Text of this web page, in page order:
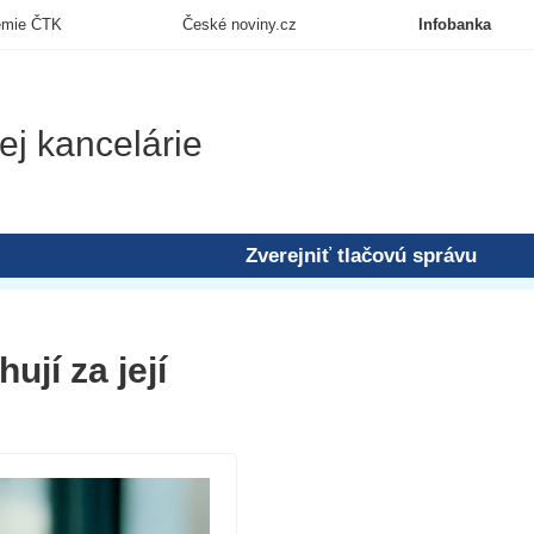
kancelárie
Zverejniť tlačovú správu
Infobanka
ČTK České noviny.cz
za její